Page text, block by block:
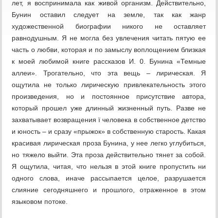
лет, я воспринимала как живой организм. Действительно,
Бунин оставил следует на земле, так как жанр
художественной биографии никого не оставляет
равнодушным. Я не могла без увлечения читать пятую ее
часть о любви, которая и по замыслу воплощением близкая
к моей любимой книге рассказов И. 0. Бунина «Темные
аллеи». Трогательно, что эта вещь – лирическая. Я
ощутила не только лирическую привлекательность этого
произведения, но и постоянное присутствие автора,
который прошел уже длинный жизненный путь. Разве не
захватывает возвращения ї человека в собственное детство
и юность – и сразу «прыжок» в собственную старость. Какая
красивая лирическая проза Бунина, у нее легко углубиться,
но тяжело выйти. Эта проза действительно тянет за собой.
Я ощутила, читая, что нельзя в этой книге пропустить ни
одного слова, иначе рассыпается целое, разрушается
слияние сегодняшнего и прошлого, отраженное в этом
языковом потоке.